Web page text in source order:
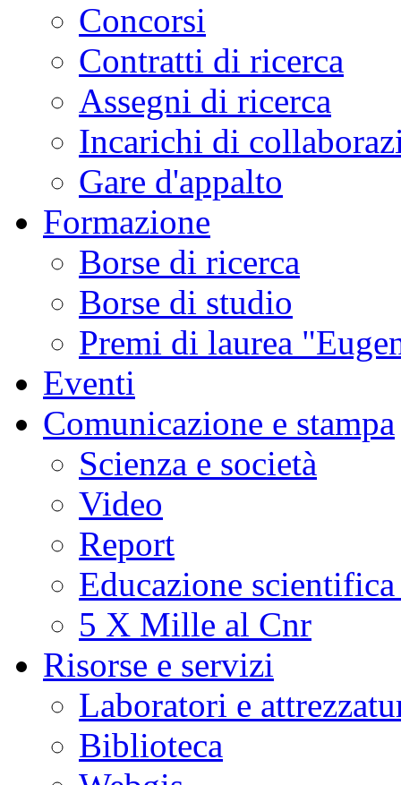
Concorsi
Contratti di ricerca
Assegni di ricerca
Incarichi di
Gare d'appalto
Formazione
Borse di ricerca
Borse di studio
Premi di laurea
Eventi
Comunicazione e stampa
Scienza e società
Video
Report
Educazione
5 X Mille al Cnr
Risorse e servizi
Laboratori e
Biblioteca